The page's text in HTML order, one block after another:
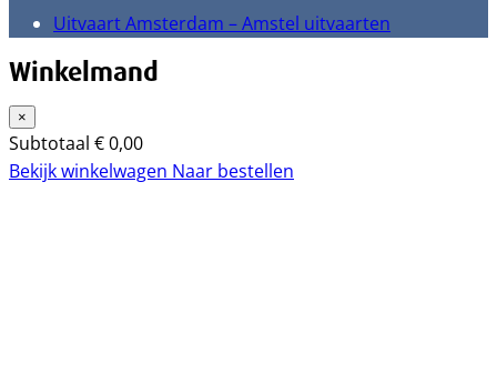
Uitvaart Amsterdam – Amstel uitvaarten
Winkelmand
×
Subtotaal €0,00
Bekijk winkelwagen Naar bestellen